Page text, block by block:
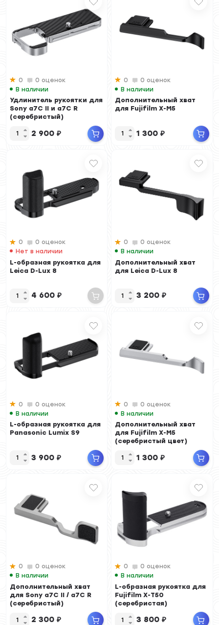
0
0 оценок
В наличии
Удлинитель рукоятки для
Sony a7C II и a7C R
(серебристый)
2 900 ₽
0
0 оценок
В наличии
Дополнительный хват
для Fujifilm X-M5
1 300 ₽
0
0 оценок
Нет в наличии
L-образная рукоятка для
Leica D-Lux 8
4 600 ₽
0
0 оценок
В наличии
Дополнительный хват
для Leica D-Lux 8
3 200 ₽
0
0 оценок
В наличии
L-образная рукоятка для
Panasonic Lumix S9
3 900 ₽
0
0 оценок
В наличии
Дополнительный хват
для Fujifilm X-M5
(серебристый цвет)
1 300 ₽
0
0 оценок
В наличии
Дополнительный хват
для Sony a7C II / a7C R
(серебристый)
2 300 ₽
0
0 оценок
В наличии
L-образная рукоятка для
Fujifilm X-T50
(серебристая)
3 800 ₽